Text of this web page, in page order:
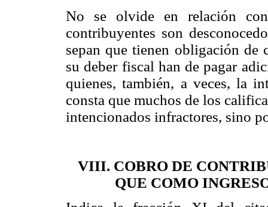
No se olvide en relación
contribuyentes son
sepan que tienen obligación
su deber fiscal han de pagar
quienes, también, a veces, la
consta que muchos de los
intencionados infractores, sino
VIII. COBRO DE
QUE COMO